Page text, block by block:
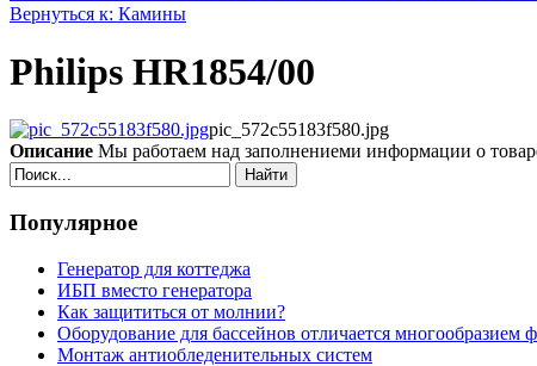
Вернуться к: Камины
Philips HR1854/00
pic_572c55183f580.jpg
Описание Мы работаем над заполнениеми информации о
Найти
Популярное
Генератор для коттеджа
ИБП вместо генератора
Как защититься от молнии?
Оборудование для бассейнов отличается многообразием
Монтаж антиобледенительных систем